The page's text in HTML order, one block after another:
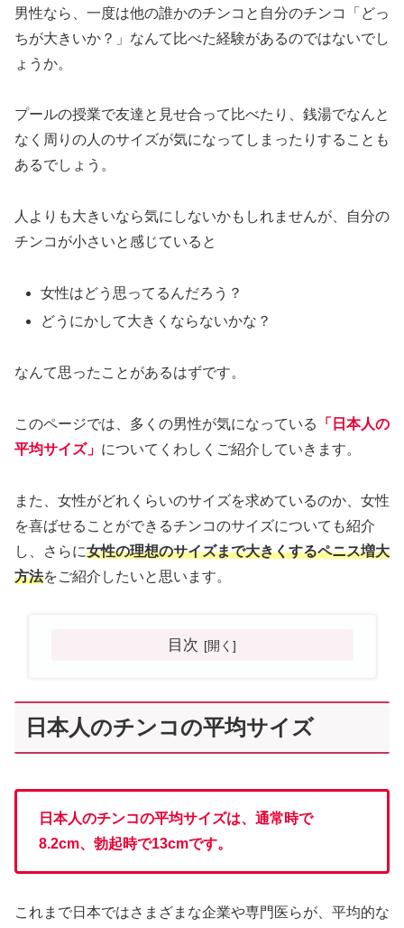
男性なら、一度は他の誰かのチンコと自分のチンコ「どっ
ちが大きいか？」なんて比べた経験があるのではないでし
ょうか。
プールの授業で友達と見せ合って比べたり、銭湯でなんと
なく周りの人のサイズが気になってしまったりすることも
あるでしょう。
人よりも大きいなら気にしないかもしれませんが、自分の
チンコが小さいと感じていると
女性はどう思ってるんだろう？
どうにかして大きくならないかな？
なんて思ったことがあるはずです。
このページでは、多くの男性が気になっている
「日本人の
平均サイズ」 についてくわしくご紹介していきます。
また、女性がどれくらいのサイズを求めているのか、女性
を喜ばせることができるチンコのサイズについても紹介
し、さらに女性の理想のサイズまで大きくするペニス増大
方法をご紹介したいと思います。
目次
日本人のチンコの平均サイズ
日本人のチンコの平均サイズは、通常時で
8.2cm、勃起時で13cmです。
これまで日本ではさまざまな企業や専門医らが、平均的な